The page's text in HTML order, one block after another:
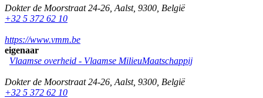
Dokter de Moorstraat 24-26 Aalst, 9300 België
+32 5 372 62 10
https://www.vmm.be
eigenaar
Vlaamse overheid - Vlaamse MilieuMaatschappij
Dokter de Moorstraat 24-26 Aalst, 9300 België
+32 5 372 62 10